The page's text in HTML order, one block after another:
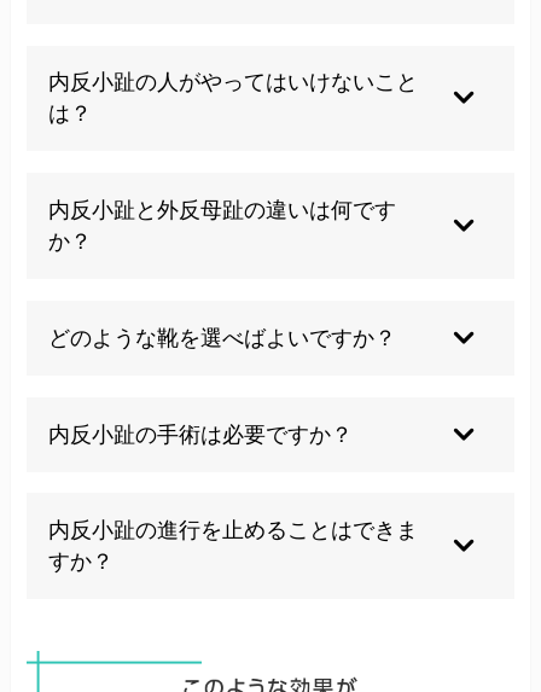
内反小趾は自然治癒しない症状です。放置すると
変形が進行するため、早期の適切な治療が重要で
内反小趾の人がやってはいけないこと
は？
つま先の細い靴やハイヒールの長時間着用、足指
を使わない歩き方は避けるべきです。
内反小趾と外反母趾の違いは何です
か？
外反母趾は親指が外側に曲がる症状で、内反小趾
は小指が内側に曲がる症状です。
どのような靴を選べばよいですか？
つま先に余裕があり、足幅に合った靴を選び、ヒ
ールは3cm以下が理想的です。
内反小趾の手術は必要ですか？
軽度から中等度であれば保存療法で改善可能で
す。重度の場合のみ手術が検討されます。
内反小趾の進行を止めることはできま
すか？
適切な治療と生活習慣の改善により、進行を止め
ることは十分可能です。